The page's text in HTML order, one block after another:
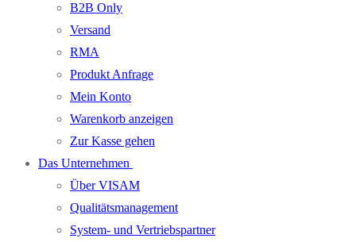
B2B Only
Versand
RMA
Produkt Anfrage
Mein Konto
Warenkorb anzeigen
Zur Kasse gehen
Das Unternehmen
Über VISAM
Qualitätsmanagement
System- und Vertriebspartner